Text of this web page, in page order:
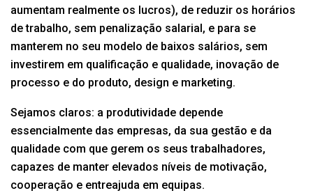
aumentam realmente os lucros), de reduzir os horários
de trabalho, sem penalização salarial, e para se
manterem no seu modelo de baixos salários, sem
investirem em qualificação e qualidade, inovação de
processo e do produto, design e marketing.
Sejamos claros: a produtividade depende
essencialmente das empresas, da sua gestão e da
qualidade com que gerem os seus trabalhadores,
capazes de manter elevados níveis de motivação,
cooperação e entreajuda em equipas.